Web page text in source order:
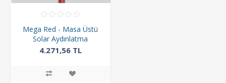
Mega Red - Masa Üstü
Solar Aydınlatma
4.271,56 TL